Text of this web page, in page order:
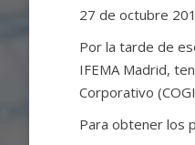
27 de octubre
Por la tarde de
IFEMA Madrid,
Corporativo
Para obtener los